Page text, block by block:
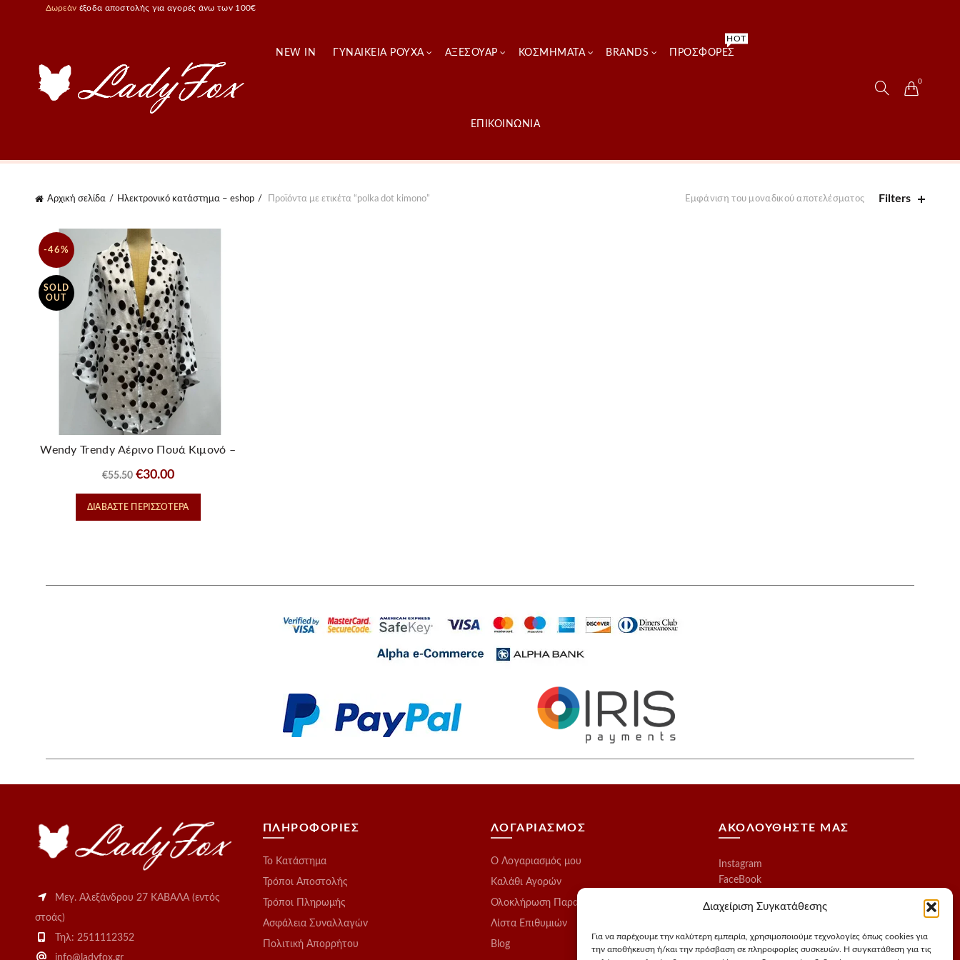
Διαχείριση Συγκατάθεσης
Για να παρέχουμε την καλύτερη εμπειρία, χρησιμοποιούμε τεχνολογίες όπως cookies για
την αποθήκευση ή/και την πρόσβαση σε πληροφορίες συσκευών. Η συγκατάθεση για τις
Δωρεάν έξοδα αποστολής για αγορές άνω των 100€
NEW IN ΓΥΝΑΙΚΕΊΑ ΡΟΎΧΑ ΑΞΕΣΟΥΑΡ ΚΟΣΜΗΜΑΤΑ BRANDS ΠΡΟΣΦΟΡΈΣ
HOT
ΕΠΙΚΟΙΝΩΝΙΑ
0
Αρχική σελίδα Ηλεκτρονικό κατάστημα – eshop Προϊόντα με ετικέτα “polka dot kimono” Εμφάνιση του μοναδικού αποτελέσματος Filters
-46%
SOLD
OUT
Wendy Trendy Αέρινο Πουά Κιμονό –
€55.50 Original
price
was:
€30.00Η
τρέχουσα
τιμή
ΔΙΑΒΆΣΤΕ ΠΕΡΙΣΣΌΤΕΡΑ
Μεγ. Αλεξάνδρου 27 ΚΑΒΑΛΑ (εντός
στοάς)
Τηλ: 2511112352
info@ladyfox.gr
ΠΛΗΡΟΦΟΡΙΕΣ
Το Kατάστημα
Τρόποι Αποστολής
Τρόποι Πληρωμής
Ασφάλεια Συναλλαγών
Πολιτική Απορρήτου
ΛΟΓΑΡΙΑΣΜΟΣ
O Λογαριασμός μου
Καλάθι Αγορών
Ολοκλήρωση Παραγγελίας
Λίστα Επιθυμιών
Blog
ΑΚΟΛΟΥΘΗΣΤΕ ΜΑΣ
Instagram
FaceBook